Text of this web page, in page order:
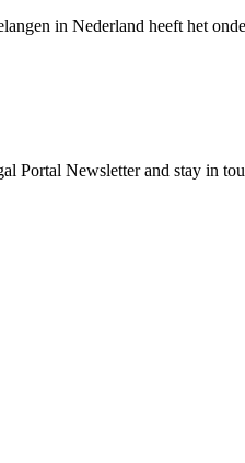
in Nederland heeft het
Portal Newsletter and stay in